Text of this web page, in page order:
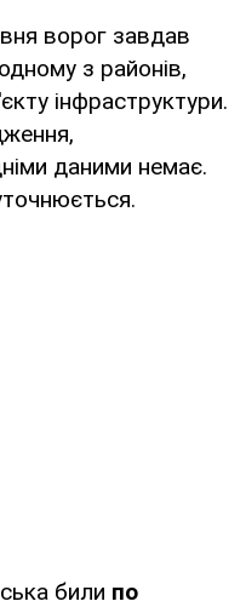
ворог завдав
з районів,
інфраструктури.
даними немає.
били по